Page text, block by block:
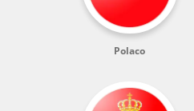
Polaco